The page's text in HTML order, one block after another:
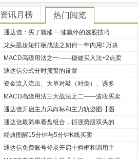
资讯月榜 热门阅览
通达信：买了就涨 一涨就停的选股技巧
龙头股超短打板战法之如何一年内用1万块
MACD高级用法之一——稳健买入法+2点卖
通达信公式分时预警的设置
资金流入流出、大单对敲（对倒）、诱多
MACD高级用法三大战法之二——波段买卖
通达信开启主力风向标和主力轨迹图【图
通达信最简单看盘组合，抓强势股双头的
经典图解15分钟与5分钟K线买卖
通达信免费账号登录开启十档框和调用主